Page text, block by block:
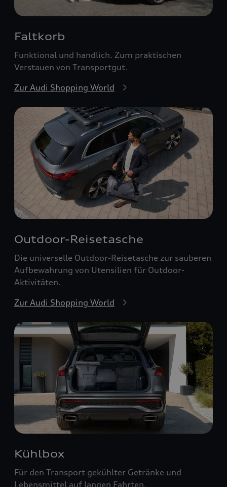
Faltkorb
Funktional und handlich. Zum praktischen
Verstauen von Transportgut.
Zur Audi Shopping World
Outdoor-Reisetasche
Die universelle Outdoor-Reisetasche zur sauberen
Aufbewahrung von Utensilien für Outdoor-
Aktivitäten.
Zur Audi Shopping World
Kühlbox
Für den Transport gekühlter Getränke und
Lebensmittel auf langen Fahrten.